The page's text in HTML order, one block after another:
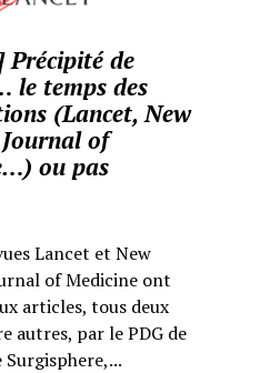
Précipité de
le temps des
(Lancet, New
of
ou pas
Lancet et New
of Medicine ont
articles, tous deux
autres, par le PDG de